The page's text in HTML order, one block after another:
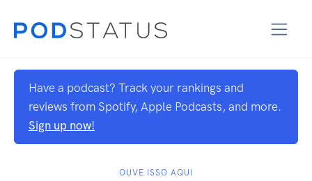
Have a podcast? Track your rankings and
reviews from Spotify, Apple Podcasts, and more.
Sign up now!
OUVE ISSO AQUI